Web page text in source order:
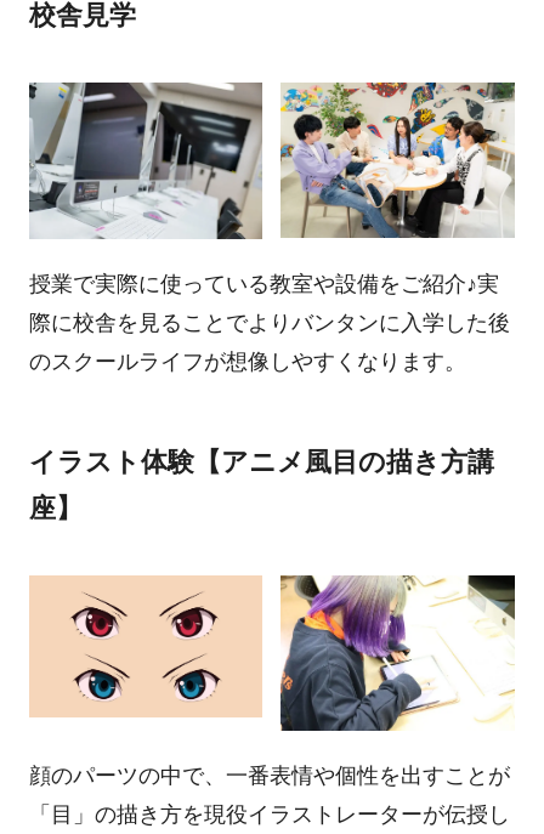
校舎見学
授業で実際に使っている教室や設備をご紹介♪実
際に校舎を見ることでよりバンタンに入学した後
のスクールライフが想像しやすくなります。
イラスト体験【アニメ風目の描き方講
座】
顔のパーツの中で、一番表情や個性を出すことが
「目」の描き方を現役イラストレーターが伝授し